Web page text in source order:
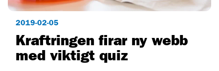
2019-02-05
Kraftringen firar ny webb
med viktigt quiz